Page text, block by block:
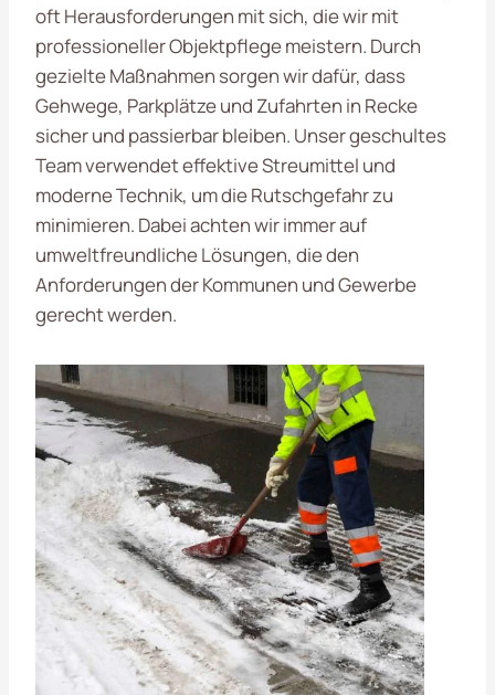
oft Herausforderungen mit sich, die wir mit
professioneller Objektpflege meistern. Durch
gezielte Maßnahmen sorgen wir dafür, dass
Gehwege, Parkplätze und Zufahrten in Recke
sicher und passierbar bleiben. Unser geschultes
Team verwendet effektive Streumittel und
moderne Technik, um die Rutschgefahr zu
minimieren. Dabei achten wir immer auf
umweltfreundliche Lösungen, die den
Anforderungen der Kommunen und Gewerbe
gerecht werden.